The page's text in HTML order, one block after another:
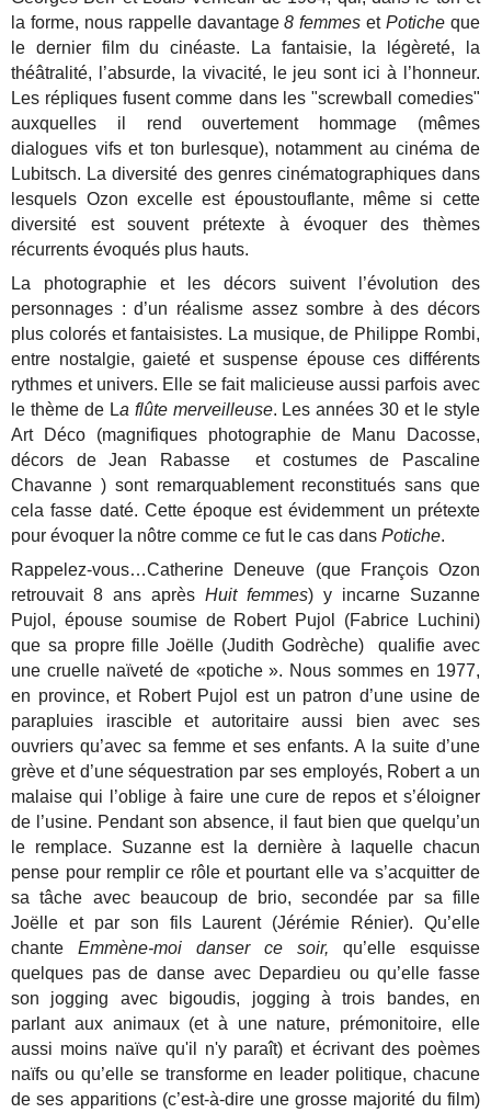
la forme, nous rappelle davantage8 femmesetPotiche que
le dernier film du cinéaste. La fantaisie, la légèreté, la
théâtralité, l’absurde, la vivacité, le jeu sont ici à l’honneur.
Les répliques fusent comme dans les "screwball comedies"
auxquelles il rend ouvertement hommage (mêmes
dialogues vifs et ton burlesque), notamment au cinéma de
Lubitsch. La diversité des genres cinématographiques dans
lesquels Ozon excelle est époustouflante, même si cette
diversité est souvent prétexte à évoquer des thèmes
récurrents évoqués plus hauts.
La photographie et les décors suivent l’évolution des
personnages : d’un réalisme assez sombre à des décors
plus colorés et fantaisistes. La musique, de Philippe Rombi,
entre nostalgie, gaieté et suspense épouse ces différents
rythmes et univers. Elle se fait malicieuse aussi parfois avec
le thème de La flûte merveilleuse. Les années 30 et le style
Art Déco (magnifiques photographie de Manu Dacosse,
décors de Jean Rabasse et costumes de Pascaline
Chavanne ) sont remarquablement reconstitués sans que
cela fasse daté. Cette époque est évidemment un prétexte
pour évoquer la nôtre comme ce fut le cas dansPotiche.
Rappelez-vous…Catherine Deneuve (que François Ozon
retrouvait 8 ans après Huit femmes) y incarne Suzanne
Pujol, épouse soumise de Robert Pujol (Fabrice Luchini)
que sa propre fille Joëlle (Judith Godrèche) qualifie avec
une cruelle naïveté de «potiche ». Nous sommes en 1977,
en province, et Robert Pujol est un patron d’une usine de
parapluies irascible et autoritaire aussi bien avec ses
ouvriers qu’avec sa femme et ses enfants. A la suite d’une
grève et d’une séquestration par ses employés, Robert a un
malaise qui l’oblige à faire une cure de repos et s’éloigner
de l’usine. Pendant son absence, il faut bien que quelqu’un
le remplace. Suzanne est la dernière à laquelle chacun
pense pour remplir ce rôle et pourtant elle va s’acquitter de
sa tâche avec beaucoup de brio, secondée par sa fille
Joëlle et par son fils Laurent (Jérémie Rénier). Qu’elle
chanteEmmène-moi danser ce soir, qu’elle esquisse
quelques pas de danse avec Depardieu ou qu’elle fasse
son jogging avec bigoudis, jogging à trois bandes, en
parlant aux animaux (et à une nature, prémonitoire, elle
aussi moins naïve qu'il n'y paraît) et écrivant des poèmes
naïfs ou qu’elle se transforme en leader politique, chacune
de ses apparitions (c’est-à-dire une grosse majorité du film)